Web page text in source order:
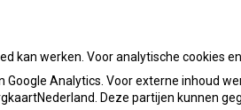
kan werken. Voor analytische cookies
Analytics. Voor externe inhoud
Deze partijen kunnen